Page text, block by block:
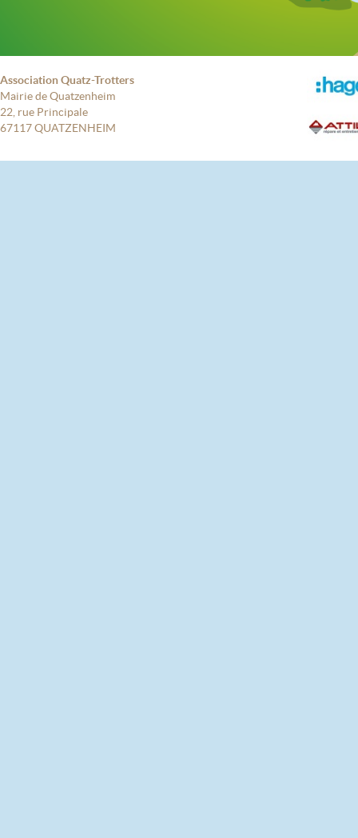
Association Quatz-Trotters
Mairie de Quatzenheim
22, rue Principale
67117 QUATZENHEIM